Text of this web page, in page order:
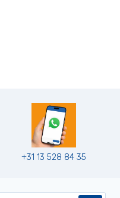
+31 13 528 84 35